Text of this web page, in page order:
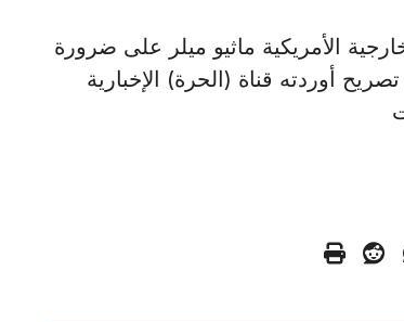
الخارجية الأمريكية ماثيو ميلر على ضرورة
أوردته قناة (الحرة) الإخبارية